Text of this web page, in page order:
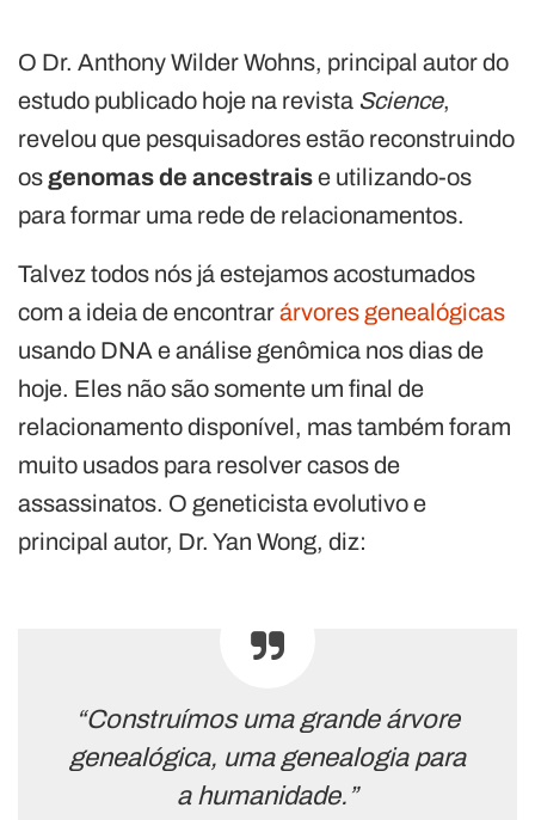
O Dr. Anthony Wilder Wohns, principal autor do
estudo publicado hoje na revista Science,
revelou que pesquisadores estão reconstruindo
os genomas de ancestraise utilizando-os
para formar uma rede de relacionamentos.
Talvez todos nós já estejamos acostumados
com a ideia de encontrarárvores genealógicas
usando DNA e análise genômica nos dias de
hoje. Eles não são somente um final de
relacionamento disponível, mas também foram
muito usados ​​para resolver casos de
assassinatos. O geneticista evolutivo e
principal autor, Dr. Yan Wong, diz:
“Construímos uma grande árvore
genealógica, uma genealogia para
a humanidade.”